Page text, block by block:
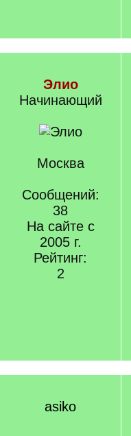
Элио
Начинающий
Москва
Сообщений:
38
На сайте с
2005 г.
Рейтинг:
2
asiko